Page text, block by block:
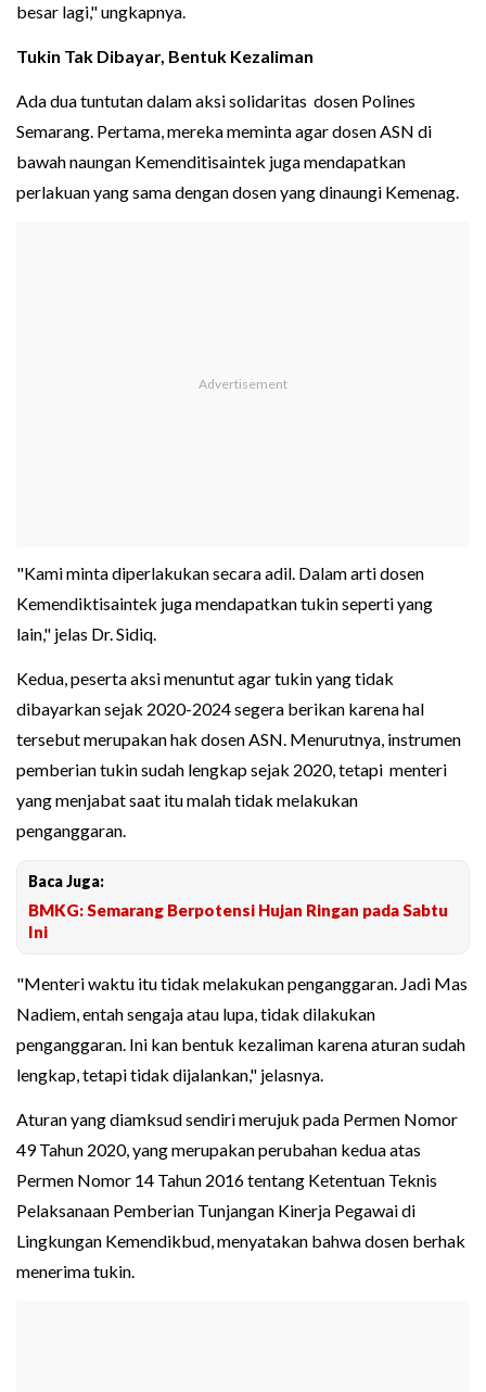
besar lagi," ungkapnya.
Tukin Tak Dibayar, Bentuk Kezaliman
Ada dua tuntutan dalam aksi solidaritas dosen Polines
Semarang. Pertama, mereka meminta agar dosen ASN di
bawah naungan Kemenditisaintek juga mendapatkan
perlakuan yang sama dengan dosen yang dinaungi Kemenag.
"Kami minta diperlakukan secara adil. Dalam arti dosen
Kemendiktisaintek juga mendapatkan tukin seperti yang
lain," jelas Dr. Sidiq.
Kedua, peserta aksi menuntut agar tukin yang tidak
dibayarkan sejak 2020-2024 segera berikan karena hal
tersebut merupakan hak dosen ASN. Menurutnya, instrumen
pemberian tukin sudah lengkap sejak 2020, tetapi menteri
yang menjabat saat itu malah tidak melakukan
penganggaran.
Baca Juga:
BMKG: Semarang Berpotensi Hujan Ringan pada Sabtu
Ini
"Menteri waktu itu tidak melakukan penganggaran. Jadi Mas
Nadiem, entah sengaja atau lupa, tidak dilakukan
penganggaran. Ini kan bentuk kezaliman karena aturan sudah
lengkap, tetapi tidak dijalankan," jelasnya.
Aturan yang diamksud sendiri merujuk pada Permen Nomor
49 Tahun 2020, yang merupakan perubahan kedua atas
Permen Nomor 14 Tahun 2016 tentang Ketentuan Teknis
Pelaksanaan Pemberian Tunjangan Kinerja Pegawai di
Lingkungan Kemendikbud, menyatakan bahwa dosen berhak
menerima tukin.